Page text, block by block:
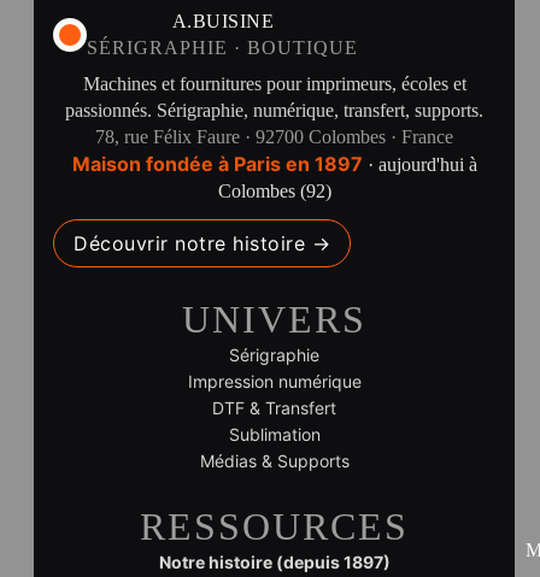
A.BUISINE
SÉRIGRAPHIE · BOUTIQUE
Machines et fournitures pour imprimeurs, écoles et
passionnés. Sérigraphie, numérique, transfert, supports.
78, rue Félix Faure · 92700 Colombes · France
Maison fondée à Paris en 1897 · aujourd'hui à
Colombes (92)
Découvrir notre histoire →
UNIVERS
Sérigraphie
Impression numérique
DTF & Transfert
Sublimation
Médias & Supports
RESSOURCES
Notre histoire (depuis 1897)